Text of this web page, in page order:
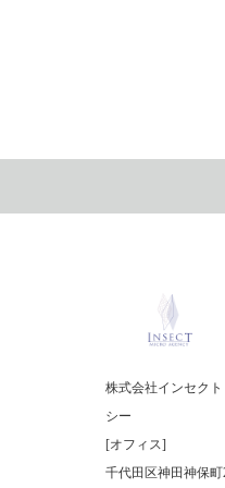
株式会社インセク
シー
[オフィス]
千代田区神田神保町